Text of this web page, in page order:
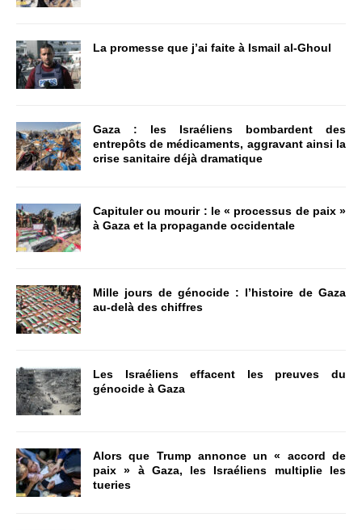
La promesse que j’ai faite à Ismail al-Ghoul
Gaza : les Israéliens bombardent des
entrepôts de médicaments, aggravant ainsi la
crise sanitaire déjà dramatique
Capituler ou mourir : le « processus de paix »
à Gaza et la propagande occidentale
Mille jours de génocide : l’histoire de Gaza
au-delà des chiffres
Les Israéliens effacent les preuves du
génocide à Gaza
Alors que Trump annonce un « accord de
paix » à Gaza, les Israéliens multiplie les
tueries